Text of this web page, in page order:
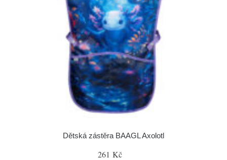
Dětská zástěra BAAGL Axolotl
261 Kč